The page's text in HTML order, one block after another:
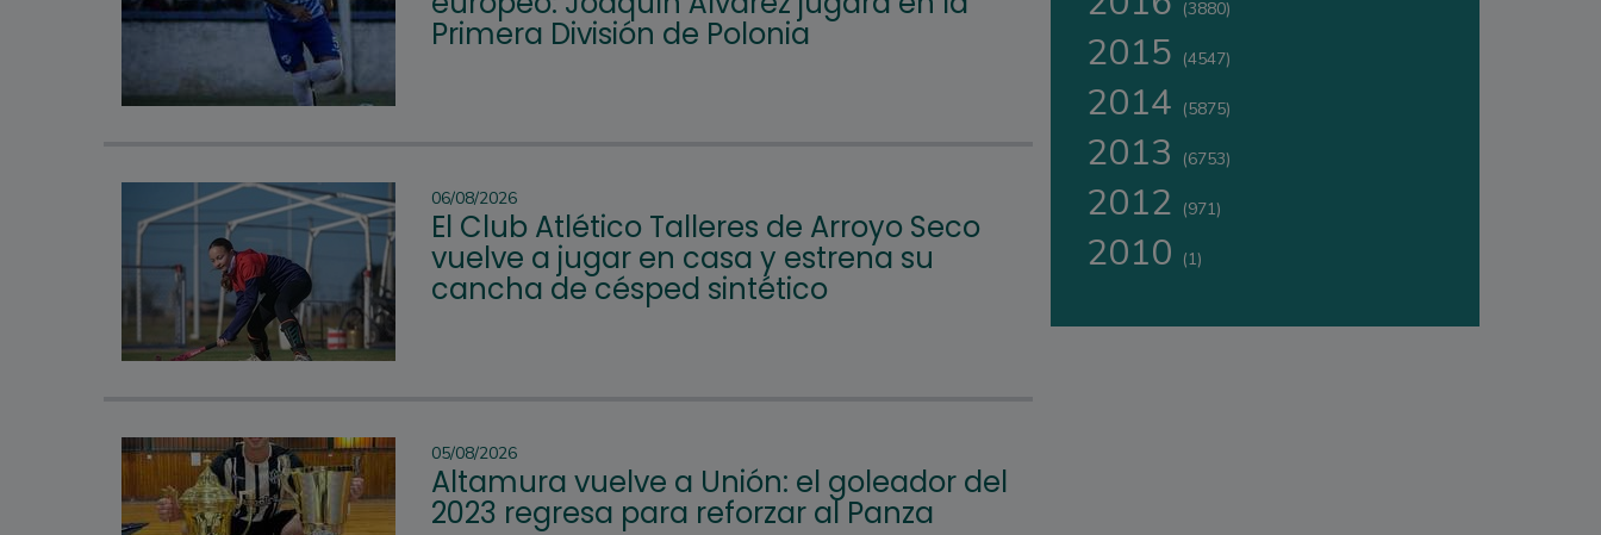
Primera División de Polonia
06/08/2026
El Club Atlético Talleres de Arroyo Seco
vuelve a jugar en casa y estrena su
cancha de césped sintético
05/08/2026
Altamura vuelve a Unión: el goleador del
2023 regresa para reforzar al Panza
(3880)
2015 (4547)
2014 (5875)
2013 (6753)
2012 (971)
2010 (1)